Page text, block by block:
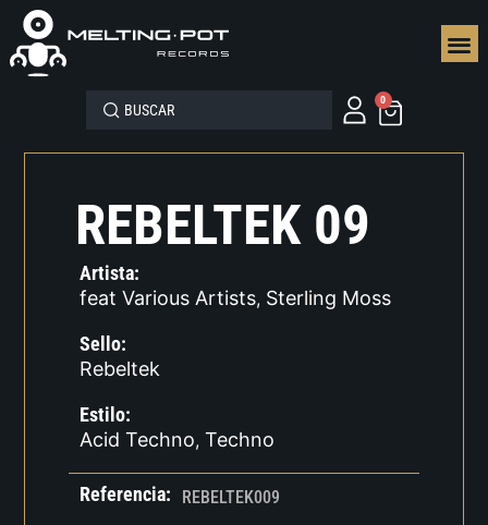
0
REBELTEK 09
Artista:
feat Various Artists, Sterling Moss
Sello:
Rebeltek
Estilo:
Acid Techno, Techno
Referencia: REBELTEK009